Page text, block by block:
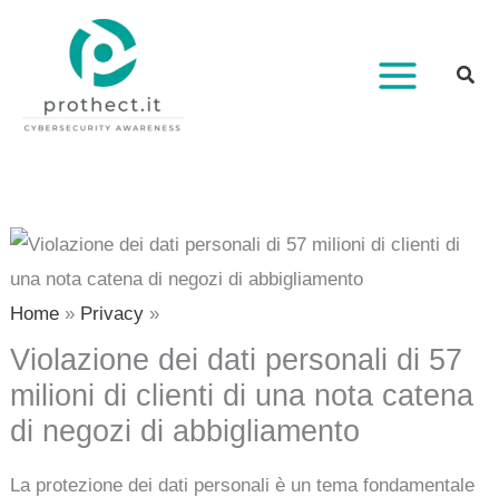
contenuto
Home Privacy
Violazione dei dati personali di 57
milioni di clienti di una nota catena
di negozi di abbigliamento
La protezione dei dati personali è un tema fondamentale